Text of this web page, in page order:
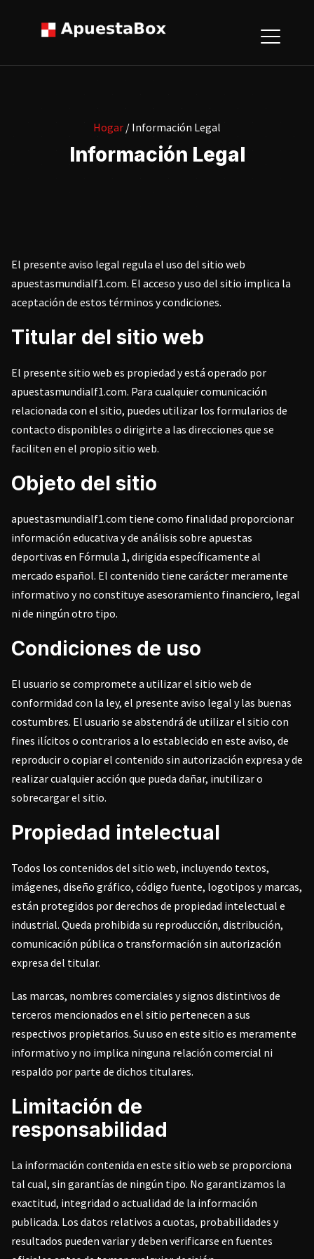
Hogar / Información Legal
Información Legal
El presente aviso legal regula el uso del sitio web
apuestasmundialf1.com. El acceso y uso del sitio implica la
aceptación de estos términos y condiciones.
Titular del sitio web
El presente sitio web es propiedad y está operado por
apuestasmundialf1.com. Para cualquier comunicación
relacionada con el sitio, puedes utilizar los formularios de
contacto disponibles o dirigirte a las direcciones que se
faciliten en el propio sitio web.
Objeto del sitio
apuestasmundialf1.com tiene como finalidad proporcionar
información educativa y de análisis sobre apuestas
deportivas en Fórmula 1, dirigida específicamente al
mercado español. El contenido tiene carácter meramente
informativo y no constituye asesoramiento financiero, legal
ni de ningún otro tipo.
Condiciones de uso
El usuario se compromete a utilizar el sitio web de
conformidad con la ley, el presente aviso legal y las buenas
costumbres. El usuario se abstendrá de utilizar el sitio con
fines ilícitos o contrarios a lo establecido en este aviso, de
reproducir o copiar el contenido sin autorización expresa y de
realizar cualquier acción que pueda dañar, inutilizar o
sobrecargar el sitio.
Propiedad intelectual
Todos los contenidos del sitio web, incluyendo textos,
imágenes, diseño gráfico, código fuente, logotipos y marcas,
están protegidos por derechos de propiedad intelectual e
industrial. Queda prohibida su reproducción, distribución,
comunicación pública o transformación sin autorización
expresa del titular.
Las marcas, nombres comerciales y signos distintivos de
terceros mencionados en el sitio pertenecen a sus
respectivos propietarios. Su uso en este sitio es meramente
informativo y no implica ninguna relación comercial ni
respaldo por parte de dichos titulares.
Limitación de
responsabilidad
La información contenida en este sitio web se proporciona
tal cual, sin garantías de ningún tipo. No garantizamos la
exactitud, integridad o actualidad de la información
publicada. Los datos relativos a cuotas, probabilidades y
resultados pueden variar y deben verificarse en fuentes